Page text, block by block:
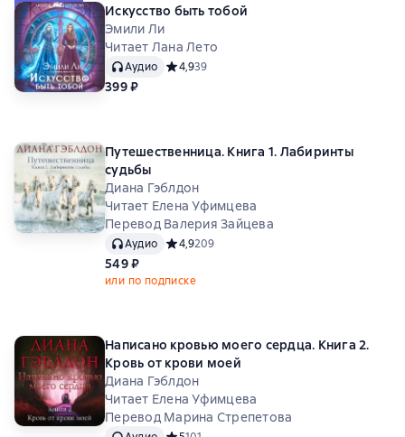
Искусство быть тобой
Эмили Ли
Читает Лана Лето
Аудио Средний рейтинг 4,9 на основе 39 оценок
4,939
399 ₽
Путешественница. Книга 1. Лабиринты
судьбы
Диана Гэблдон
Читает Елена Уфимцева
Перевод Валерия Зайцева
Аудио Средний рейтинг 4,9 на основе 209 оценок
4,9209
549 ₽
или по подписке
Написано кровью моего сердца. Книга 2.
Кровь от крови моей
Диана Гэблдон
Читает Елена Уфимцева
Перевод Марина Стрепетова